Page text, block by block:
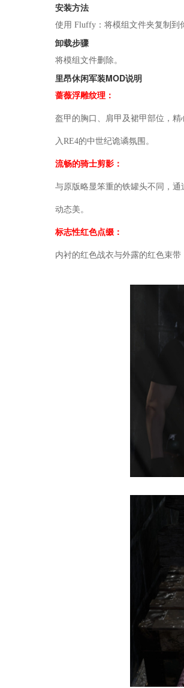
安装方法
使用 Fluffy：将模组文件夹复制到
卸载步骤
将模组文件删除。
里昂休闲军装MOD说明
蔷薇浮雕纹理：
盔甲的胸口、肩甲及裙甲部位，
入RE4的中世纪诡谲氛围。
流畅的骑士剪影：
与原版略显笨重的铁罐头不同，
动态美。
标志性红色点缀：
内衬的红色战衣与外露的红色束